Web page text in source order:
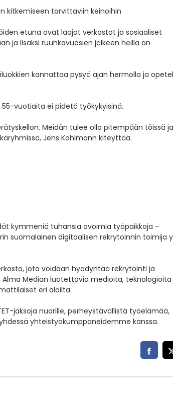
kitkemiseen tarvittaviin keinoihin.
etuna ovat laajat verkostot ja sosiaaliset
ja lisäksi ruuhkavuosien jälkeen heillä on
kannattaa pysyä ajan hermolla ja
vuotiaita ei pidetä työkykyisinä.
Meidän tulee olla pitempään töissä ja
Jens Kohlmann kiteyttää.
kymmeniä tuhansia avoimia työpaikkoja –
suomalainen digitaalisen rekrytoinnin toimija
jota voidaan hyödyntää rekrytointi­ ja
Median luotettavia medioita, teknologioita
eri aloilta.
jaksoja nuorille, perheystävällistä työelämää,
yhteistyökumppaneidemme kanssa.